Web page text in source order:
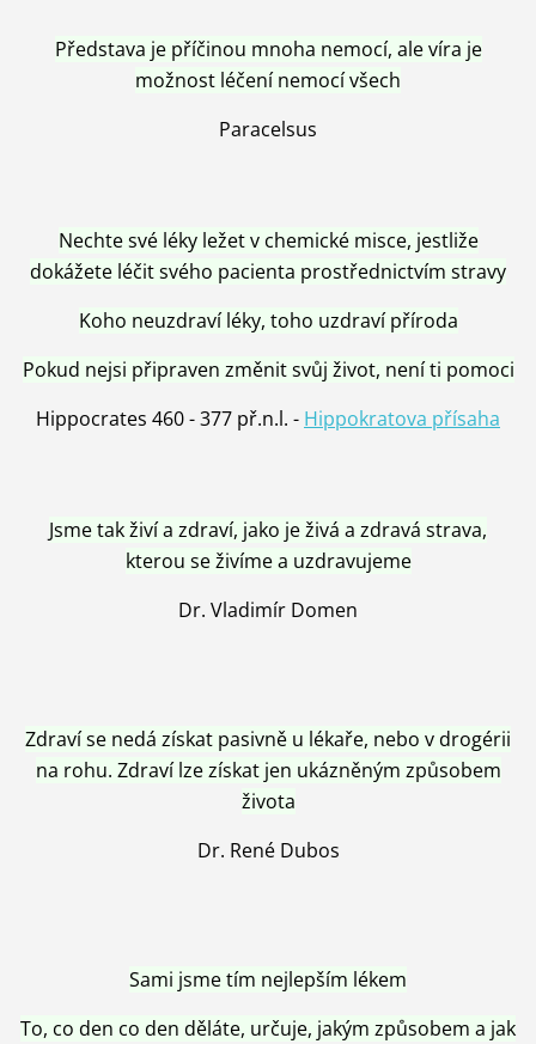
Představa je příčinou mnoha nemocí, ale víra je
možnost léčení nemocí všech
Paracelsus
Nechte své léky ležet v chemické misce, jestliže
dokážete léčit svého pacienta prostřednictvím stravy
Koho neuzdraví léky, toho uzdraví příroda
Pokud nejsi připraven změnit svůj život, není ti pomoci
Hippocrates 460 - 377 př.n.l. - Hippokratova přísaha
Jsme tak živí a zdraví, jako je živá a zdravá strava,
kterou se živíme a uzdravujeme
Dr. Vladimír Domen
Zdraví se nedá získat pasivně u lékaře, nebo v drogérii
na rohu. Zdraví lze získat jen ukázněným způsobem
života
Dr. René Dubos
Sami jsme tím nejlepším lékem
To, co den co den děláte, určuje, jakým způsobem a jak